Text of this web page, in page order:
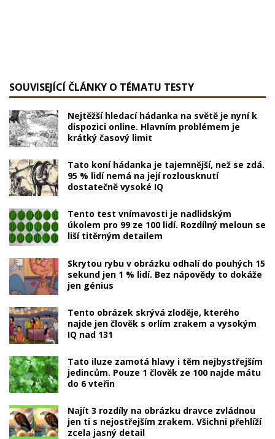
SOUVISEJÍCÍ ČLÁNKY O TÉMATU TESTY
Nejtěžší hledací hádanka na světě je nyní k
dispozici online. Hlavním problémem je
krátký časový limit
Tato koní hádanka je tajemnější, než se zdá.
95 % lidí nemá na její rozlousknutí
dostatečně vysoké IQ
Tento test vnímavosti je nadlidským
úkolem pro 99 ze 100 lidí. Rozdílný meloun se
liší titěrným detailem
Skrytou rybu v obrázku odhalí do pouhých 15
sekund jen 1 % lidí. Bez nápovědy to dokáže
jen génius
Tento obrázek skrývá zloděje, kterého
najde jen člověk s orlím zrakem a vysokým
IQ nad 131
Tato iluze zamotá hlavy i těm nejbystřejším
jedincům. Pouze 1 člověk ze 100 najde mátu
do 6 vteřin
Najít 3 rozdíly na obrázku dravce zvládnou
jen ti s nejostřejším zrakem. Všichni přehlíží
zcela jasný detail